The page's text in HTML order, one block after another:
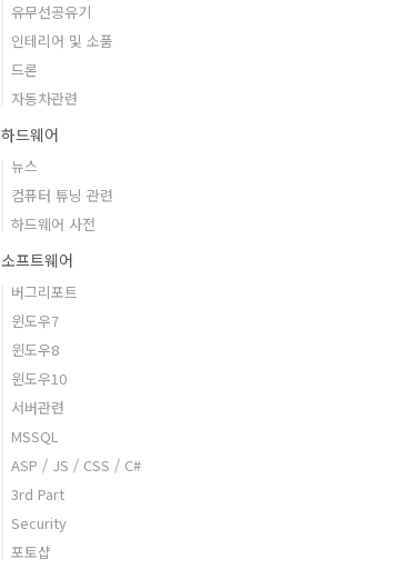
유무선공유기
인테리어 및 소품
드론
자동차관련
하드웨어
뉴스
컴퓨터 튜닝 관련
하드웨어 사전
소프트웨어
버그리포트
윈도우7
윈도우8
윈도우10
서버관련
MSSQL
ASP / JS / CSS / C#
3rd Part
Security
포토샵